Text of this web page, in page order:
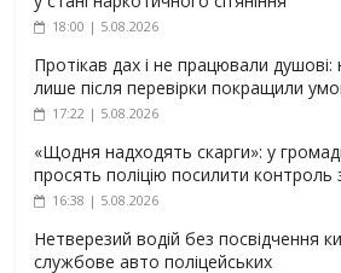
18:00 | 5.08.2026
Протікав дах і не працювали душові:
лише після перевірки покращили
17:22 | 5.08.2026
«Щодня надходять скарги»: у
просять поліцію посилити контроль
16:38 | 5.08.2026
Нетверезий водій без посвідчення
службове авто поліцейських